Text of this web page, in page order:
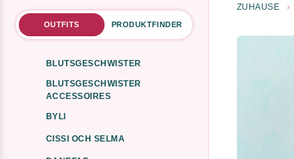
OUTFITS PRODUKTFINDER
BLUTSGESCHWISTER
BLUTSGESCHWISTER
ACCESSOIRES
BYLI
CISSI OCH SELMA
ZUHAUSE